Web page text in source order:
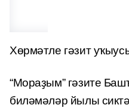
Хөрмәтле гәзит
“Мораҙым” гәзите
биләмәләр йылы